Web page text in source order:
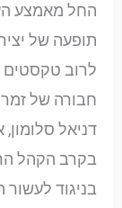
החל מאמצע
תופעה של
לרוב טקסטים
חבורה של
דניאל
בקרב הקהל
בניגוד